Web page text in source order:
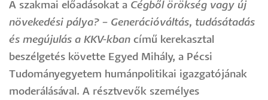
A szakmai előadásokat a Cégből örökség vagy új
növekedési pálya? – Generációváltás, tudásátadás
és megújulás a KKV-kban című kerekasztal
beszélgetés követte Egyed Mihály, a Pécsi
Tudományegyetem humánpolitikai igazgatójának
moderálásával. A résztvevők személyes